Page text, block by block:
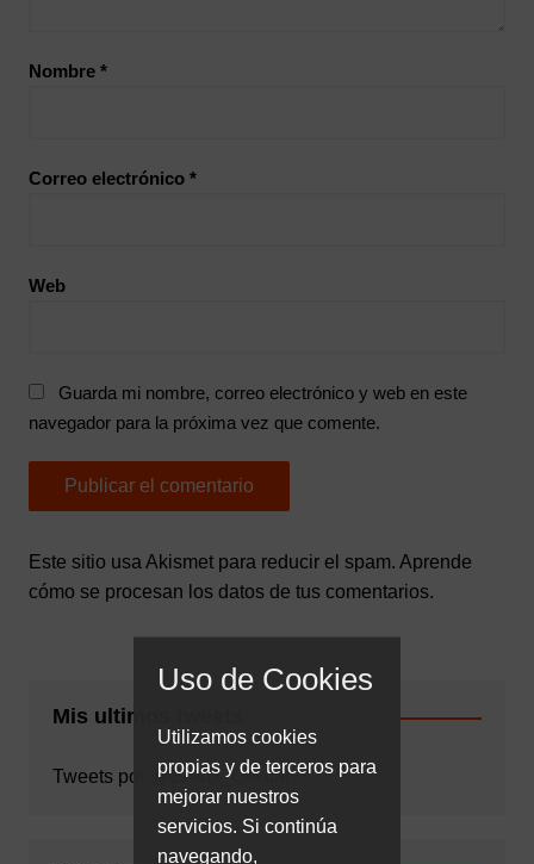
Nombre *
Correo electrónico *
Web
Guarda mi nombre, correo electrónico y web en este
navegador para la próxima vez que comente.
Este sitio usa Akismet para reducir el spam. Aprende
cómo se procesan los datos de tus comentarios.
Mis ultimos tweets
Tweets por @EA4D_Oskitar
Uso de Cookies
Utilizamos cookies
propias y de terceros para
mejorar nuestros
servicios. Si continúa
navegando,